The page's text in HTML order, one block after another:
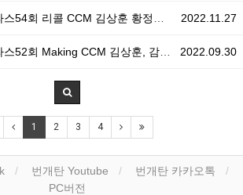
2022.11.27
회 리콜 CCM 김상훈 황정은 최희경
2022.09.30
회 Making CCM 김상훈, 감성팍, 황정은
1 2 3 4
번개탄 Youtube
번개탄 카카오톡
PC버전